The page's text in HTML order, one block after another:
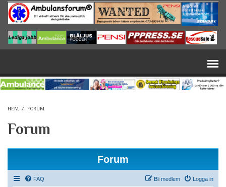
Hoppa till huvudinnehåll
HEM / FORUM
Forum